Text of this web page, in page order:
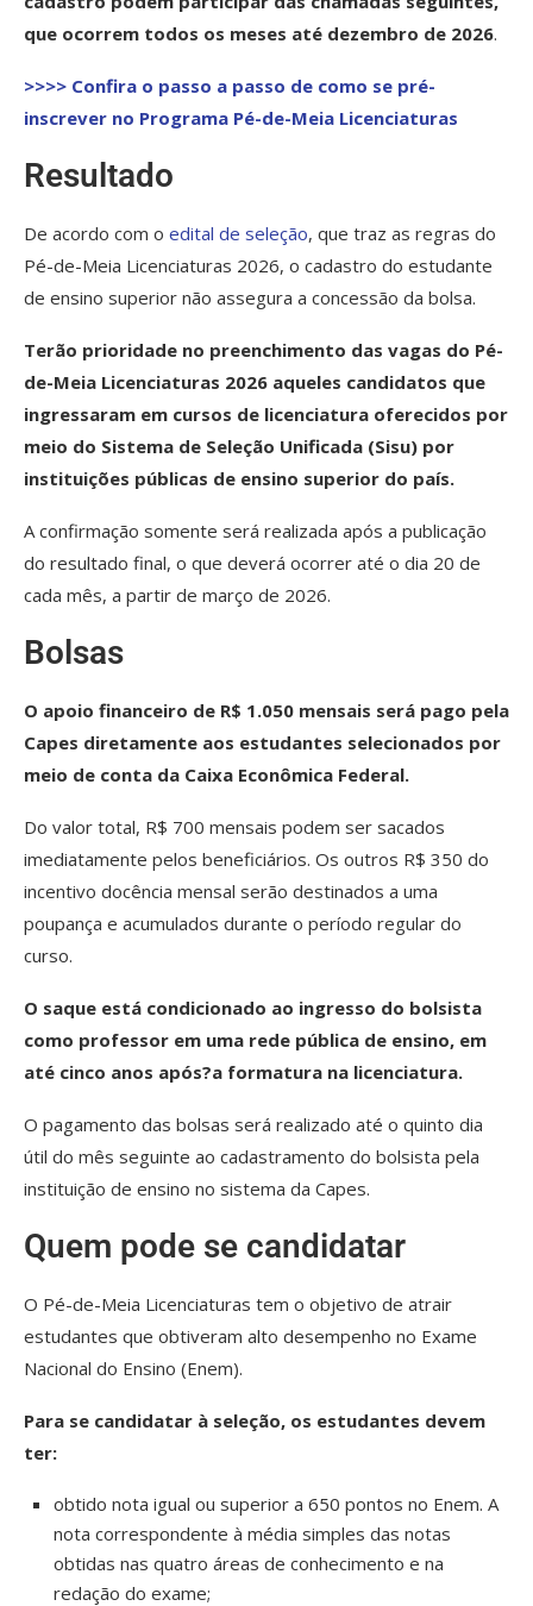
que ocorrem todos os meses até dezembro de 2026.
>>>> Confira o passo a passo de como se pré-
inscrever no Programa Pé-de-Meia Licenciaturas
Resultado
De acordo com o edital de seleção, que traz as regras do
Pé-de-Meia Licenciaturas 2026, o cadastro do estudante
de ensino superior não assegura a concessão da bolsa.
Terão prioridade no preenchimento das vagas do Pé-
de-Meia Licenciaturas 2026 aqueles candidatos que
ingressaram em cursos de licenciatura oferecidos por
meio do Sistema de Seleção Unificada (Sisu) por
instituições públicas de ensino superior do país.
A confirmação somente será realizada após a publicação
do resultado final, o que deverá ocorrer até o dia 20 de
cada mês, a partir de março de 2026.
Bolsas
O apoio financeiro de R$ 1.050 mensais será pago pela
Capes diretamente aos estudantes selecionados por
meio de conta da Caixa Econômica Federal.
Do valor total, R$ 700 mensais podem ser sacados
imediatamente pelos beneficiários. Os outros R$ 350 do
incentivo docência mensal serão destinados a uma
poupança e acumulados durante o período regular do
curso.
O saque está condicionado ao ingresso do bolsista
como professor em uma rede pública de ensino, em
até cinco anos após?a formatura na licenciatura.
O pagamento das bolsas será realizado até o quinto dia
útil do mês seguinte ao cadastramento do bolsista pela
instituição de ensino no sistema da Capes.
Quem pode se candidatar
O Pé-de-Meia Licenciaturas tem o objetivo de atrair
estudantes que obtiveram alto desempenho no Exame
Nacional do Ensino (Enem).
Para se candidatar à seleção, os estudantes devem
ter:
obtido nota igual ou superior a 650 pontos no Enem. A
nota correspondente à média simples das notas
obtidas nas quatro áreas de conhecimento e na
redação do exame;